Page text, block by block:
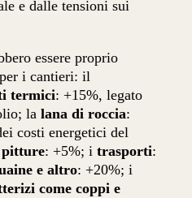
e dalle tensioni sui
essere proprio
i cantieri: il
termici: +15%, legato
lalana di roccia:
costi energetici del
pitture: +5%; itrasporti:
e altro: +20%; i
come coppi e